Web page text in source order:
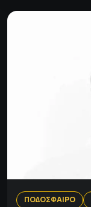
ΠΟΔΟΣΦΑΙΡΟ